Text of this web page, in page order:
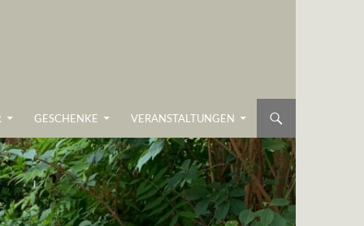
GESCHENKE VERANSTALTUNGEN